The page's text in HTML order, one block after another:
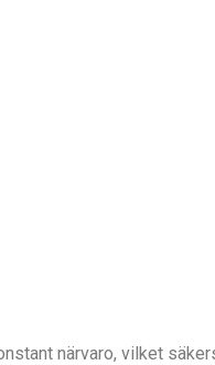
närvaro, vilket